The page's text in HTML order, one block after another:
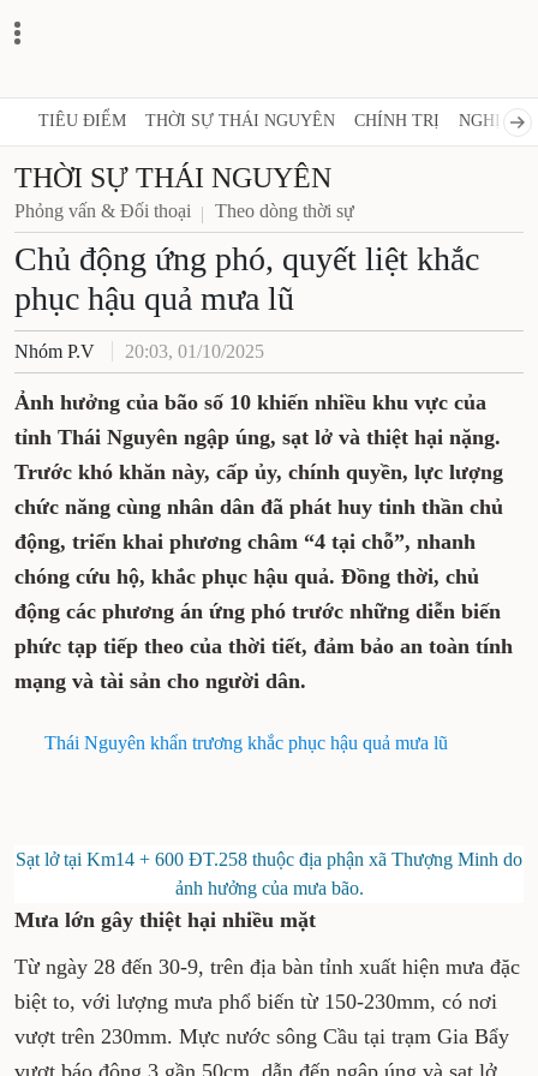
TIÊU ĐIỂM THỜI SỰ THÁI NGUYÊN CHÍNH TRỊ NGHỊ
THỜI SỰ THÁI NGUYÊN
Phỏng vấn & Đối thoại Theo dòng thời sự
Chủ động ứng phó, quyết liệt khắc
phục hậu quả mưa lũ
Nhóm P.V 20:03, 01/10/2025
Ảnh hưởng của bão số 10 khiến nhiều khu vực của
tỉnh Thái Nguyên ngập úng, sạt lở và thiệt hại nặng.
Trước khó khăn này, cấp ủy, chính quyền, lực lượng
chức năng cùng nhân dân đã phát huy tinh thần chủ
động, triển khai phương châm “4 tại chỗ”, nhanh
chóng cứu hộ, khắc phục hậu quả. Đồng thời, chủ
động các phương án ứng phó trước những diễn biến
phức tạp tiếp theo của thời tiết, đảm bảo an toàn tính
mạng và tài sản cho người dân.
Thái Nguyên khẩn trương khắc phục hậu quả mưa lũ
Sạt lở tại Km14 + 600 ĐT.258 thuộc địa phận xã Thượng Minh do
ảnh hưởng của mưa bão.
Mưa lớn gây thiệt hại nhiều mặt
Từ ngày 28 đến 30-9, trên địa bàn tỉnh xuất hiện mưa đặc
biệt to, với lượng mưa phổ biến từ 150-230mm, có nơi
vượt trên 230mm. Mực nước sông Cầu tại trạm Gia Bẩy
vượt báo động 3 gần 50cm, dẫn đến ngập úng và sạt lở